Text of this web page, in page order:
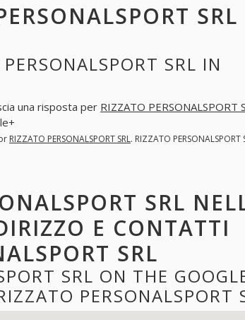
SRL
SRL IN
una risposta per RIZZATO PERSONALSPORT
RIZZATO PERSONALSPORT SRL. RIZZATO PERSONALSPORT
SRL
E CONTATTI
SRL
SRL ON THE
PERSONALSPORT